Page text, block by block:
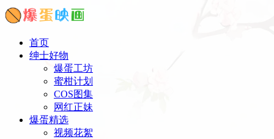
首页
绅士好物
爆蛋工坊
蜜柑计划
COS图集
网红正妹
爆蛋精选
视频花絮